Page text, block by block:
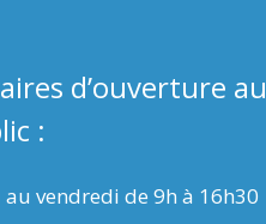
d’ouverture au
:
vendredi de 9h à 16h30